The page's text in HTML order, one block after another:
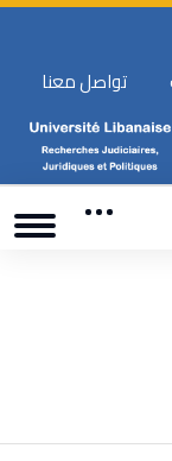
تواصل معنا